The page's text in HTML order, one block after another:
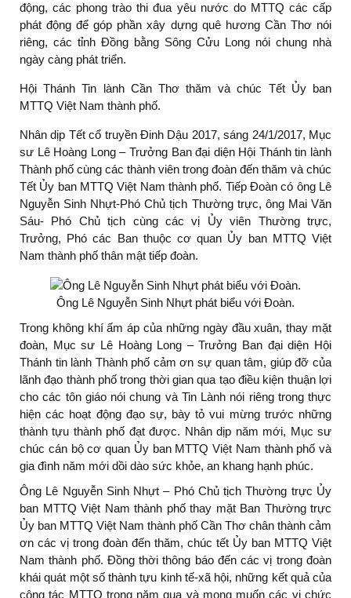
động, các phong trào thi đua yêu nước do MTTQ các cấp
phát động để góp phần xây dựng quê hương Cần Thơ nói
riêng, các tỉnh Đồng bằng Sông Cửu Long nói chung nhà
ngày càng phát triển.
Hội Thánh Tin lành Cần Thơ thăm và chúc Tết Ủy ban
MTTQ Việt Nam thành phố.
Nhân dịp Tết cổ truyền Đinh Dậu 2017, sáng 24/1/2017, Mục
sư Lê Hoàng Long – Trưởng Ban đại diện Hội Thánh tin lành
Thành phố cùng các thành viên trong đoàn đến thăm và chúc
Tết Ủy ban MTTQ Việt Nam thành phố. Tiếp Đoàn có ông Lê
Nguyễn Sinh Nhựt-Phó Chủ tịch Thường trực, ông Mai Văn
Sáu- Phó Chủ tịch cùng các vị Ủy viên Thường trực,
Trưởng, Phó các Ban thuộc cơ quan Ủy ban MTTQ Việt
Nam thành phố thân mật tiếp đoàn.
Ông Lê Nguyễn Sinh Nhựt phát biểu với Đoàn.
Trong không khí ấm áp của những ngày đầu xuân, thay mặt
đoàn, Mục sư Lê Hoàng Long – Trưởng Ban đại diện Hội
Thánh tin lành Thành phố cảm ơn sự quan tâm, giúp đỡ của
lãnh đạo thành phố trong thời gian qua tạo điều kiện thuận lợi
cho các tôn giáo nói chung và Tin Lành nói riêng trong thực
hiện các hoạt động đạo sự, bày tỏ vui mừng trước những
thành tựu thành phố đạt được. Nhân dịp năm mới, Mục sư
chúc cán bộ cơ quan Ủy ban MTTQ Việt Nam thành phố và
gia đình năm mới dồi dào sức khỏe, an khang hạnh phúc.
Ông Lê Nguyễn Sinh Nhựt – Phó Chủ tịch Thường trực Ủy
ban MTTQ Việt Nam thành phố thay mặt Ban Thường trực
Ủy ban MTTQ Việt Nam thành phố Cần Thơ chân thành cảm
ơn các vị trong đoàn đến thăm, chúc tết Ủy ban MTTQ Việt
Nam thành phố. Đồng thời thông báo đến các vị trong đoàn
khái quát một số thành tựu kinh tế-xã hội, những kết quả của
công tác MTTQ trong năm qua và mong muốn các vị chức